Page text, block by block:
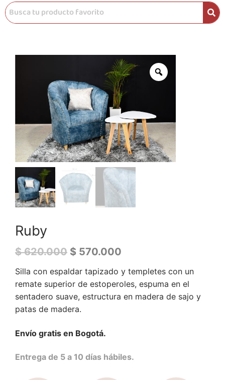
Ruby
$620.000 $ 570.000
Silla con espaldar tapizado y templetes con un
remate superior de estoperoles, espuma en el
sentadero suave, estructura en madera de sajo y
patas de madera.
Envío gratis en Bogotá.
Entrega de 5 a 10 días hábiles.